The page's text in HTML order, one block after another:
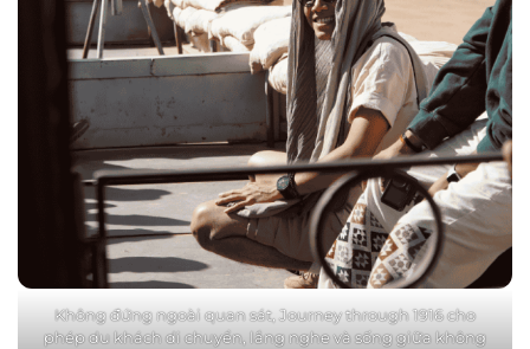
Không đứng ngoài quan sát, Journey through 1916 cho
phép du khách di chuyển, lắng nghe và sống giữa không